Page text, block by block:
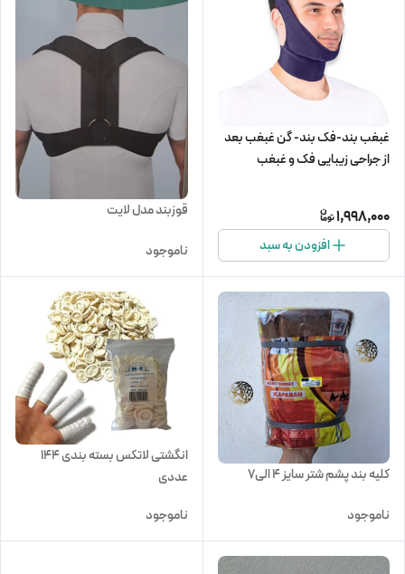
غبغب بند-فک بند- گن غبغب بعد
از جراحی زیبایی فک و غبغب
1,998,000
افزودن به سبد
قوزبند مدل لایت
ناموجود
کلیه بند پشم شتر سایز 4 الی7
ناموجود
انگشتی لاتکس بسته بندی 144
عددی
ناموجود